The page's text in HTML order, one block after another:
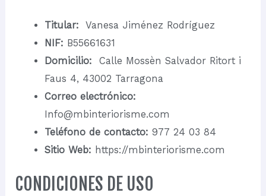
Titular: Vanesa Jiménez Rodríguez
NIF: B55661631
Domicilio: Calle Mossèn Salvador Ritort i
Faus 4, 43002 Tarragona
Correo electrónico:
Info@mbinteriorisme.com
Teléfono de contacto: 977 24 03 84
Sitio Web: https://mbinteriorisme.com
CONDICIONES DE USO